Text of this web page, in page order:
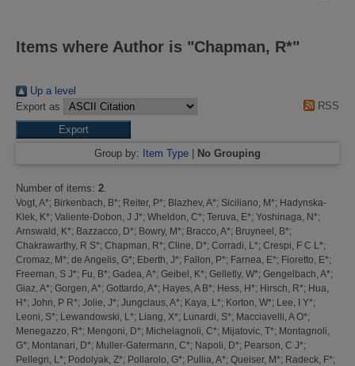
Items where Author is "Chapman, R*"
Up a level
Export as
RSS
Group by: Item Type | No Grouping
Number of items: 2
Vogt, A*; Birkenbach, B*; Reiter, P*; Blazhev, A*; Siciliano, M*; Hadynska-
Klek, K*; Valiente-Dobon, J J*; Wheldon, C*; Teruva, E*; Yoshinaga, N*;
Arnswald, K*; Bazzacco, D*; Bowry, M*; Bracco, A*; Bruyneel, B*;
Chakrawarthy, R S*; Chapman, R*; Cline, D*; Corradi, L*; Crespi, F C L*;
Cromaz, M*; de Angelis, G*; Eberth, J*; Fallon, P*; Farnea, E*; Fioretto, E*;
Freeman, S J*; Fu, B*; Gadea, A*; Geibel, K*; Gelletly, W*; Gengelbach, A*;
Giaz, A*; Gorgen, A*; Gottardo, A*; Hayes, A B*; Hess, H*; Hirsch, R*; Hua,
H*; John, P R*; Jolie, J*; Jungclaus, A*; Kaya, L*; Korton, W*; Lee, I Y*;
Leoni, S*; Lewandowski, L*; Liang, X*; Lunardi, S*; Macciavelli, A O*;
Menegazzo, R*; Mengoni, D*; Michelagnoli, C*; Mijatovic, T*; Montagnoli,
G*; Montanari, D*; Muller-Gatermann, C*; Napoli, D*; Pearson, C J*;
Pellegri, L*; Podolyak, Z*; Pollarolo, G*; Pullia, A*; Queiser, M*; Radeck, F*;